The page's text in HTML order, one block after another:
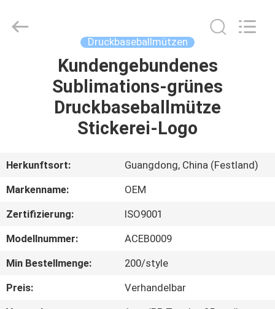
PRODUKTE
UNS
AUSFLUG
QUALITÄTSKONTROLLE
TRETEN
Ltd..
Druckbaseballmützen
Kundengebundenes
Sublimations-grünes
Druckbaseballmütze
Stickerei-Logo
Herkunftsort:
Guangdong, China (Festland)
Markenname:
OEM
Zertifizierung:
ISO9001
Modellnummer:
ACEB0009
Min Bestellmenge:
200/style
Preis:
Verhandelbar